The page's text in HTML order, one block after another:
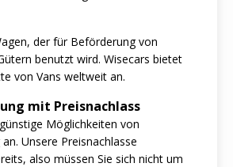
der für Beförderung von
benutzt wird. Wisecars bietet
von Vans weltweit an.
mit Preisnachlass
Möglichkeiten von
Unsere Preisnachlasse
also müssen Sie sich nicht um